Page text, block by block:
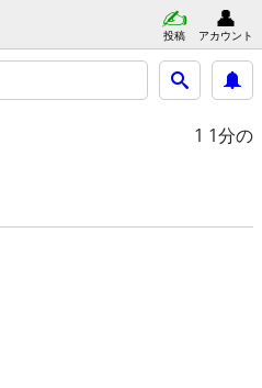
投稿 アカウント
1 1分の